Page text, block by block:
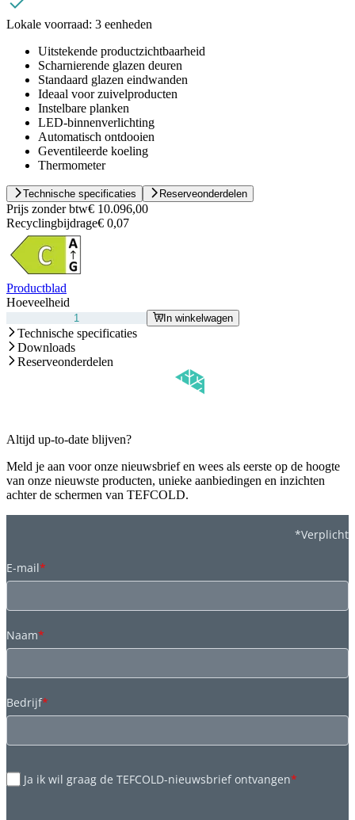
Lokale voorraad: 3 eenheden
Uitstekende productzichtbaarheid
Scharnierende glazen deuren
Standaard glazen eindwanden
Ideaal voor zuivelproducten
Instelbare planken
LED-binnenverlichting
Automatisch ontdooien
Geventileerde koeling
Thermometer
Technische specificaties Reserveonderdelen
Prijs zonder btw€ 10.096,00
Recyclingbijdrage€ 0,07
Productblad
Hoeveelheid
In winkelwagen
Technische specificaties
Downloads
Reserveonderdelen
Altijd up-to-date blijven?
Meld je aan voor onze nieuwsbrief en wees als eerste op de hoogte
van onze nieuwste producten, unieke aanbiedingen en inzichten
achter de schermen van TEFCOLD.
*Verplicht
E-mail*
Naam*
Bedrijf*
Ja ik wil graag de TEFCOLD-nieuwsbrief ontvangen*